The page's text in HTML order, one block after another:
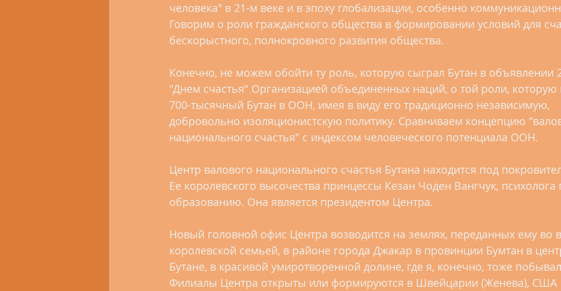
человека" в 21-м веке и в эпоху глобализации, особенно
Говорим о роли гражданского общества в формировании условий для
бескорыстного, полнокровного развития общества.
Конечно, не можем обойти ту роль, которую сыграл Бутан в объявлении
"Днем счастья" Организацией объединенных наций, о той роли, которую
700-тысячный Бутан в ООН, имея в виду его традиционно независимую,
добровольно изоляционистскую политику. Сравниваем концепцию
национального счастья" с индексом человеческого потенциала ООН.
Центр валового национального счастья Бутана находится под
Ее королевского высочества принцессы Кезан Чоден Вангчук, психолога
образованию. Она является президентом Центра.
Новый головной офис Центра возводится на землях, переданных ему во
королевской семьей, в районе города Джакар в провинции Бумтан в
Бутане, в красивой умиротворенной долине, где я, конечно, тоже
Филиалы Центра открыты или формируются в Швейцарии (Женева), США